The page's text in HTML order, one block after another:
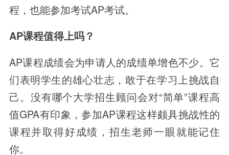
程，也能参加考试AP考试。
AP课程值得上吗？
AP课程成绩会为申请人的成绩单增色不少。它
们表明学生的雄心壮志，敢于在学习上挑战自
己。没有哪个大学招生顾问会对“简单”课程高
值GPA有印象，参加AP课程这样颇具挑战性的
课程并取得好成绩，招生老师一眼就能记住
你。